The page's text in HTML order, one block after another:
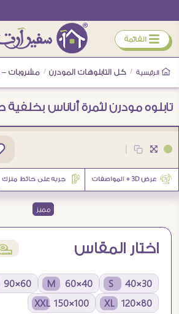
ÿ القائمة
الرئيسية / كل التابلوهات المودرن / مشروبات
تابلوه مودرن لثمرة أناناس بخلفية
مميز
اختار المقاس
30×40 S
40×60 M
60×90 L
80×120 XL
100×150 XXL